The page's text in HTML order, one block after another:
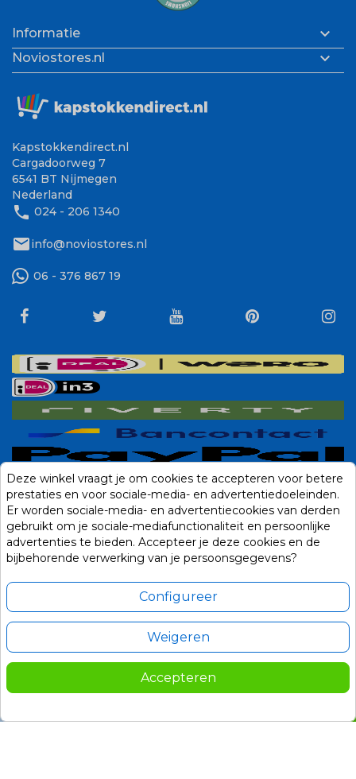
Informatie 
Noviostores.nl 
Kapstokkendirect.nl
Cargadoorweg 7
6541 BT Nijmegen
Nederland
phone 024 - 206 1340
mailinfo@noviostores.nl
06 - 376 867 19
Deze winkel vraagt je om cookies te accepteren voor betere
prestaties en voor sociale-media- en advertentiedoeleinden.
Er worden sociale-media- en advertentiecookies van derden
gebruikt om je sociale-mediafunctionaliteit en persoonlijke
advertenties te bieden. Accepteer je deze cookies en de
bijbehorende verwerking van je persoonsgegevens?
Configureer
Weigeren
Accepteren